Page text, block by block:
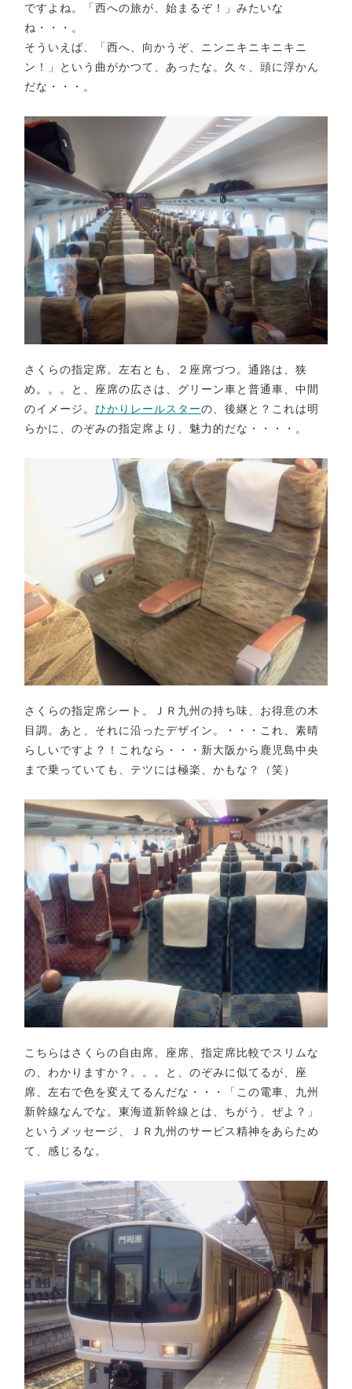
ですよね。「西への旅が、始まるぞ！」みたいな
ね・・・。
そういえば、「西へ、向かうぞ、ニンニキニキニキニ
ン！」という曲がかつて、あったな。久々、頭に浮かん
だな・・・。
さくらの指定席。左右とも、２座席づつ。通路は、狭
め。。。と、座席の広さは、グリーン車と普通車、中間
のイメージ。 ひかりレールスターの、後継と？これは明
らかに、のぞみの指定席より、魅力的だな・・・・。
さくらの指定席シート。ＪＲ九州の持ち味、お得意の木
目調。あと、それに沿ったデザイン。・・・これ、素晴
らしいですよ？！これなら・・・新大阪から鹿児島中央
まで乗っていても、テツには極楽、かもな？（笑）
こちらはさくらの自由席。座席、指定席比較でスリムな
の、わかりますか？。。。と、のぞみに似てるが、座
席、左右で色を変えてるんだな・・・「この電車、九州
新幹線なんでな。東海道新幹線とは、ちがう、ぜよ？」
というメッセージ、ＪＲ九州のサービス精神をあらため
て、感じるな。